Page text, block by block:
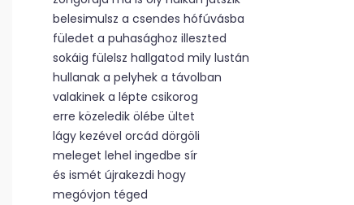
belesimulsz a csendes hófúvásba
füledet a puhasághoz illeszted
sokáig fülelsz hallgatod mily lustán
hullanak a pelyhek a távolban
valakinek a lépte csikorog
erre közeledik ölébe ültet
lágy kezével orcád dörgöli
meleget lehel ingedbe sír
és ismét újrakezdi hogy
megóvjon téged